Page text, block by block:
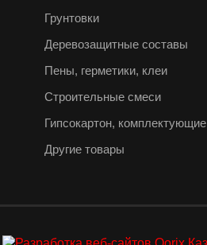
Грунтовки
Деревозащитные составы
Пены, герметики, клеи
Строительные смеси
Гипсокартон, комплектующие
Другие товары